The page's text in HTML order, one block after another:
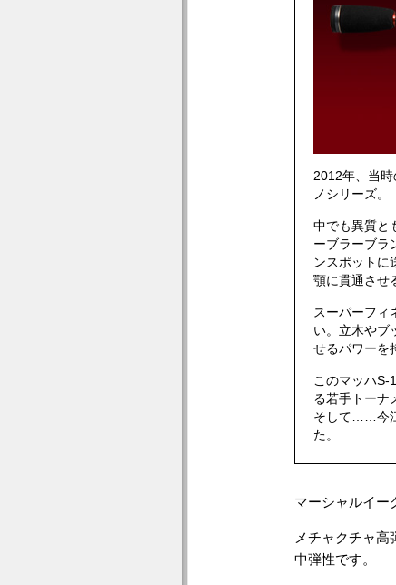
2012年、当
ノシリーズ。
中でも異質と
ーブラーブラ
ンスポットに
顎に貫通させ
スーパーフィ
い。立木やブ
せるパワーを
このマッハS-
る若手トーナ
そして……今
た。
マーシャルイー
メチャクチャ
中弾性です。